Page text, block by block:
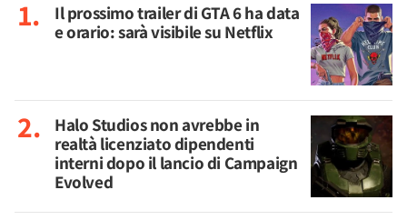
Il prossimo trailer di GTA 6 ha data
e orario: sarà visibile su Netflix
Halo Studios non avrebbe in
realtà licenziato dipendenti
interni dopo il lancio di Campaign
Evolved